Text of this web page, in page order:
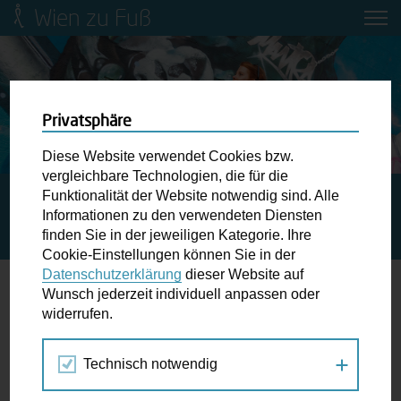
Wien zu Fuß
Mobilitätsbildung für Kinder und
Jugendliche
Ringstraße-Neugestaltung
Wiener Fußwegekarte
Newsletter abonnieren
Wunschbox
der Ampel ...
STARTSEITE SPAZIERGANG KALENDER
KALK IN WIEN:
KONSERVIERUNG-RESTAURIERUNG HISTORISCHER
FASSADEN – RE:PAIR FESTIVAL
17.
OKT
2024
Privatsphäre
Diese Website verwendet Cookies bzw.
vergleichbare Technologien, die für die
Funktionalität der Website notwendig sind. Alle
Informationen zu den verwendeten Diensten
finden Sie in der jeweiligen Kategorie. Ihre
Cookie-Einstellungen können Sie in der
Datenschutzerklärung dieser Website auf
Wunsch jederzeit individuell anpassen oder
widerrufen.
Technisch notwendig